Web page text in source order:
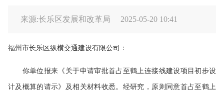
来源:长乐区发展和改革局 2025-05-20 10:41
福州市长乐区纵横交通建设有限公司：
你单位报来《关于申请审批首占至鹤上连接线建设项目初步设
计及概算的请示》及相关材料收悉。经研究，原则同意首占至鹤上